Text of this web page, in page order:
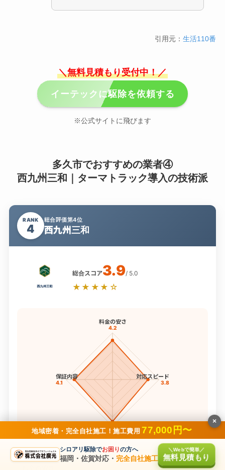
引用元：生活110番
＼無料見積もり受付中！／
イーテックに駆除を依頼する
※公式サイトに飛びます
多久市でおすすめの業者④
西九州三和｜ターマトラック導入の技術派
RANK
4
総合評価第4位
西九州三和
総合スコア3.9/ 5.0
★★★★☆
料金の安さ
4.2
対応スピード
3.8
実績・専門性
保証内容
4.1
4項目スコア
地域密着・完全自社施工！施工費用 77,000円〜
シロアリ駆除でお困りの方へ
福岡・佐賀対応・ 完全自社施工
＼Webで簡単／
無料見積もり
×